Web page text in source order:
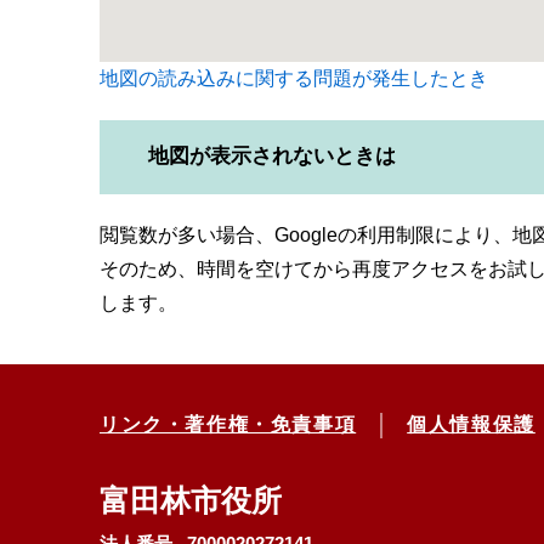
地図の読み込みに関する問題が発生したとき
地図が表示されないときは
閲覧数が多い場合、Googleの利用制限により、
そのため、時間を空けてから再度アクセスをお試
します。
リンク・著作権・免責事項 個人情報保護
富田林市役所